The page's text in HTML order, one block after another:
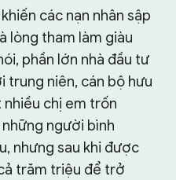
các nạn nhân sập
lòng tham làm giàu
phần lớn nhà đầu tư
trung niên, cán bộ hưu
chị em trốn
người bình
nhưng sau khi được
trăm triệu để trở